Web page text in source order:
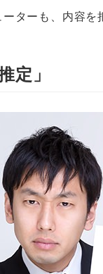
ターも、内容を
定」